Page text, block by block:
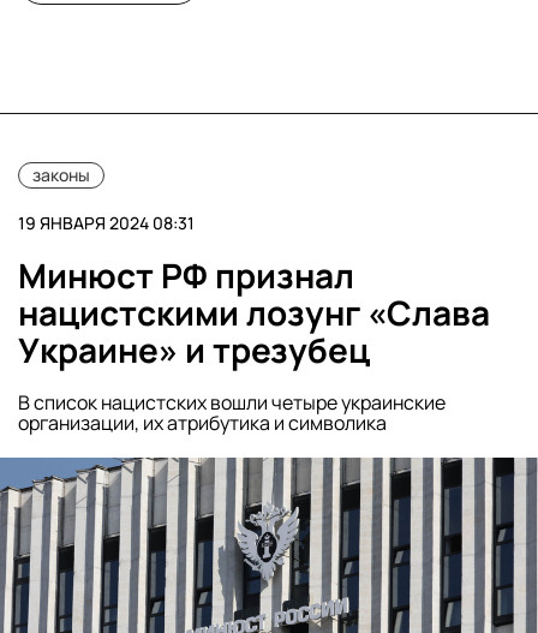
законы
19 ЯНВАРЯ 2024 08:31
Минюст РФ признал
нацистскими лозунг «Слава
Украине» и трезубец
В список нацистских вошли четыре украинские
организации, их атрибутика и символика